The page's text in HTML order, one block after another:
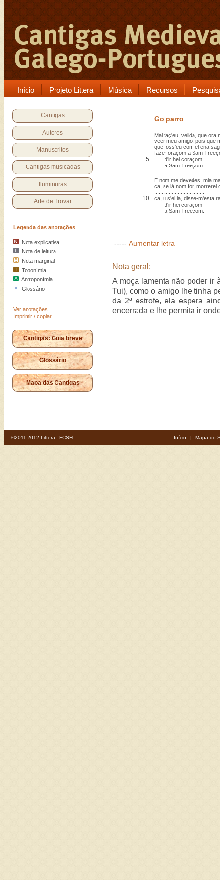
Início Projeto Littera Música Recursos
Cantigas
Autores
Manuscritos
Cantigas musicadas
Iluminuras
Arte de Trovar
Legenda das anotações
Nota explicativa
Nota de leitura
Nota marginal
Toponímia
Antroponímia
Glossário
Ver anotações
Imprimir / copiar
Cantigas: Guia breve
Glossário
Mapa das Cantigas
Golparro
Mal faç'eu, velida, que ora
veer meu amigo, pois que
que foss'eu com el ena
fazer oraçom a Sam
5
d'ir hei coraçom
a Sam Treeçom.
E nom me devedes, mia
ca, se lá nom for, morrerei
10
ca, u s'el ia, disse-m'esta
d'ir hei coraçom
a Sam Treeçom.
----- Aumentar letra
Nota geral:
A moça lamenta não poder ir
Tui), como o amigo lhe tinha
da 2ª estrofe, ela espera
encerrada e lhe permita ir
©2011-2012 Littera - FCSH Início | Mapa do